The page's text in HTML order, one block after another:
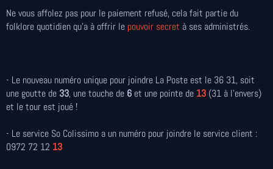
Ne vous affolez pas pour le paiement refusé, cela fait partie du
folklore quotidien qu'a à offrir le pouvoir secret à ses administrés.
- Le nouveau numéro unique pour joindre La Poste est le 36 31, soit
une goutte de 33, une touche de 6 et une pointe de 13 (31 à l'envers)
et le tour est joué !
- Le service So Colissimo a un numéro pour joindre le service client :
0972 72 12 13